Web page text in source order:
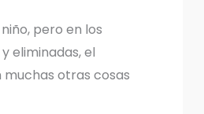
pero en los
eliminadas, el
otras cosas